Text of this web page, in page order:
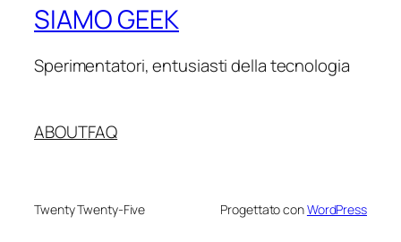
SIAMO GEEK
Sperimentatori, entusiasti della tecnologia
ABOUTFAQ
Twenty Twenty-Five Progettato conWordPress